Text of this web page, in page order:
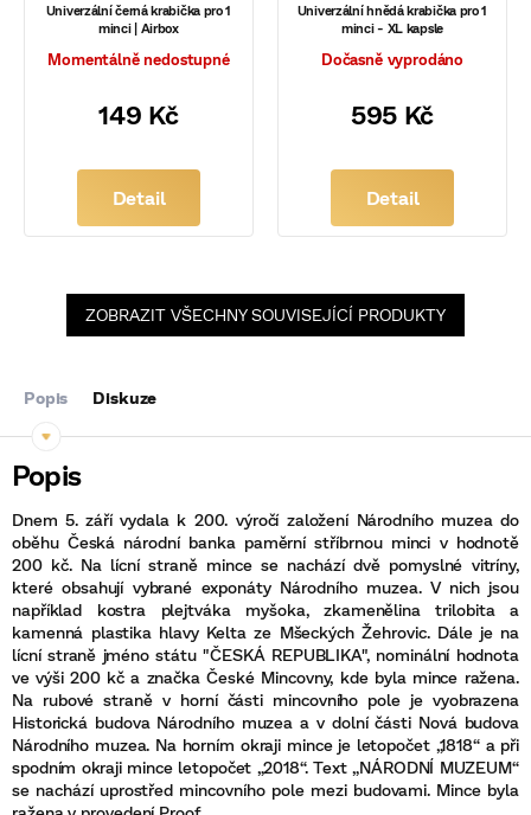
Univerzální černá krabička pro 1
minci | Airbox
Momentálně nedostupné
149 Kč
Detail
Univerzální hnědá krabička pro 1
minci - XL kapsle
Dočasně vyprodáno
595 Kč
Detail
ZOBRAZIT VŠECHNY SOUVISEJÍCÍ PRODUKTY
Popis Diskuze
Dnem 5. září vydala k 200. výročí založení Národního muzea do
oběhu Česká národní banka paměrní stříbrnou minci v hodnotě
200 kč. Na lícní straně mince se nachází dvě pomyslné vitríny,
které obsahují vybrané exponáty Národního muzea. V nich jsou
například kostra plejtváka myšoka, zkamenělina trilobita a
kamenná plastika hlavy Kelta ze Mšeckých Žehrovic. Dále je na
lícní straně jméno státu "ČESKÁ REPUBLIKA", nominální hodnota
ve výši 200 kč a značka České Mincovny, kde byla mince ražena.
Na rubové straně v horní části mincovního pole je vyobrazena
Historická budova Národního muzea a v dolní části Nová budova
Národního muzea. Na horním okraji mince je letopočet „1818“ a při
spodním okraji mince letopočet „2018“. Text „NÁRODNÍ MUZEUM“
se nachází uprostřed mincovního pole mezi budovami. Mince byla